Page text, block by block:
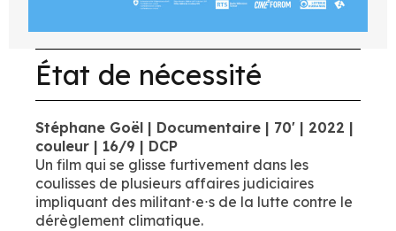
État de nécessité
Stéphane Goël | Documentaire | 70' | 2022 |
couleur | 16/9 | DCP
Un film qui se glisse furtivement dans les
coulisses de plusieurs affaires judiciaires
impliquant des militant⋅e⋅s de la lutte contre le
dérèglement climatique.